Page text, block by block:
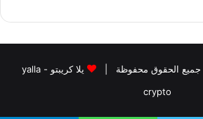
يلا كريبتو - yalla
crypto